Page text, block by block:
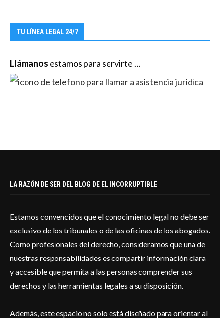
TU LÍNEA LEGAL 24/7
Llámanos estamos para servirte …
LA RAZÓN DE SER DEL BLOG DE EL INCORRUPTIBLE
Estamos convencidos que el conocimiento legal no debe ser
exclusivo de los tribunales o de las oficinas de los abogados.
Como profesionales del derecho, consideramos que una de
nuestras responsabilidades es compartir información clara
y accesible que permita a las personas comprender sus
derechos y las herramientas legales a su disposición.
Además, este espacio no solo está diseñado para orientar al